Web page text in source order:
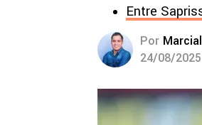
Entre
Por
24/08/